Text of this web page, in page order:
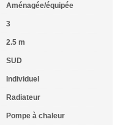
Aménagée/équipée
3
2.5 m
SUD
Individuel
Radiateur
Pompe à chaleur